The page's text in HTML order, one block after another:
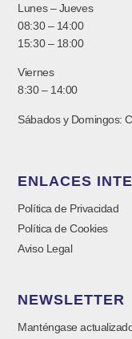
Lunes – Jueves
08:30 – 14:00
15:30 – 18:00
Viernes
8:30 – 14:00
Sábados y Domingos:
ENLACES
Política de Privacidad
Política de Cookies
Aviso Legal
NEWSLETTER
Manténgase